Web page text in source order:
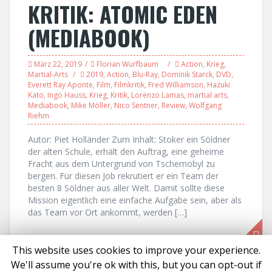
KRITIK: ATOMIC EDEN
(MEDIABOOK)
März 22, 2019 Florian Wurfbaum Action, Krieg,
Martial-Arts
2019, Action, Blu-Ray, Dominik Starck, DVD,
Everett Ray Aponte, Film, Filmkritik, Fred Williamson, Hazuki
Kato, Ingo Hauss, Krieg, Kritik, Lorenzo Lamas, martial arts,
Mediabook, Mike Möller, Nico Sentner, Review, Wolfgang
Riehm
Autor: Piet Holländer Zum Inhalt: Stoker ein Söldner
der alten Schule, erhält den Auftrag, eine geheime
Fracht aus dem Untergrund von Tschernobyl zu
bergen. Für diesen Job rekrutiert er ein Team der
besten 8 Söldner aus aller Welt. Damit sollte diese
Mission eigentlich eine einfache Aufgabe sein, aber als
das Team vor Ort ankommt, werden […]
This website uses cookies to improve your experience.
We'll assume you're ok with this, but you can opt-out if